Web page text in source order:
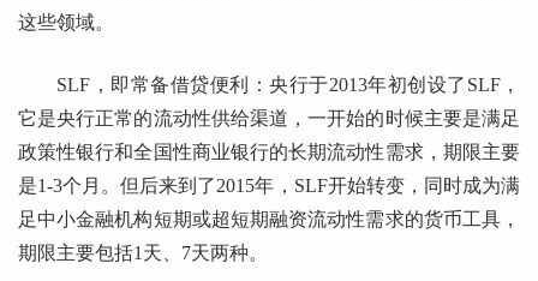
这些领域。
SLF，即常备借贷便利：央行于2013年初创设了SLF，
它是央行正常的流动性供给渠道，一开始的时候主要是满足
政策性银行和全国性商业银行的长期流动性需求，期限主要
是1-3个月。但后来到了2015年，SLF开始转变，同时成为满
足中小金融机构短期或超短期融资流动性需求的货币工具，
期限主要包括1天、7天两种。